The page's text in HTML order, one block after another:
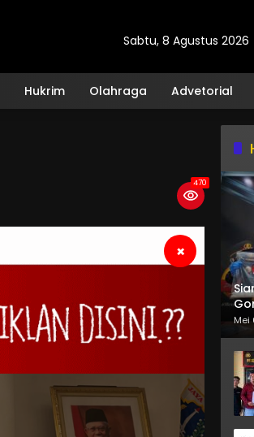
Sabtu, 8 Agustus 2026
Hukrim Olahraga Advetorial
470
×
Mei